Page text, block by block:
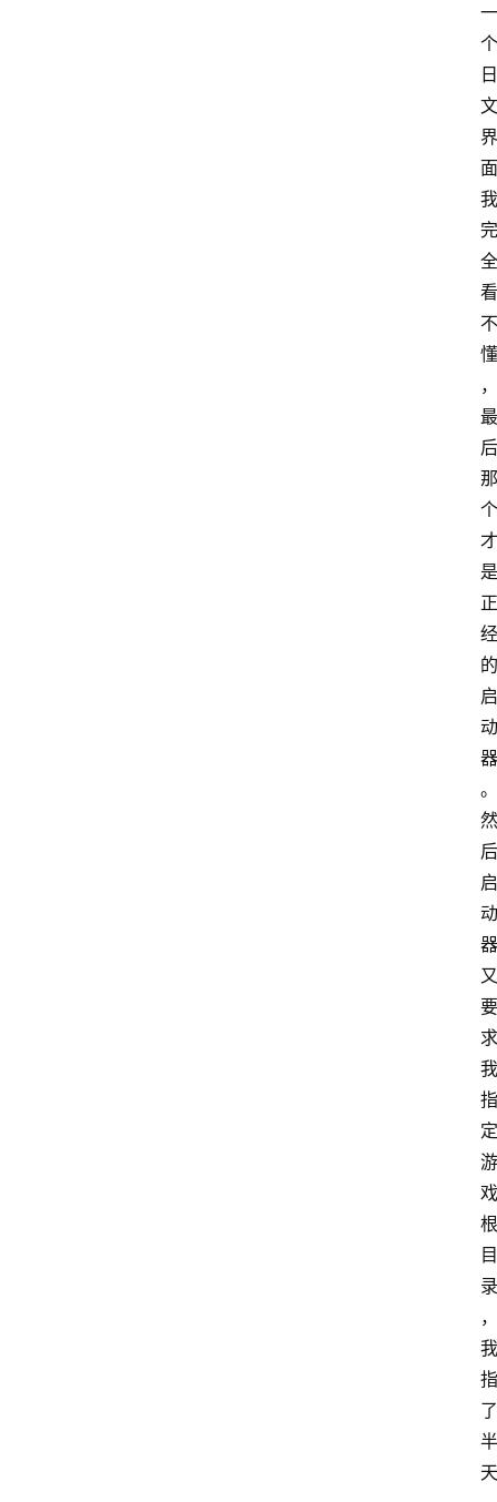
一
个
日
文
界
面
我
完
全
看
不
懂
，
最
后
那
个
才
是
正
经
的
启
动
器
。
然
后
启
动
器
又
要
求
我
指
定
游
戏
根
目
录
，
我
指
了
半
天